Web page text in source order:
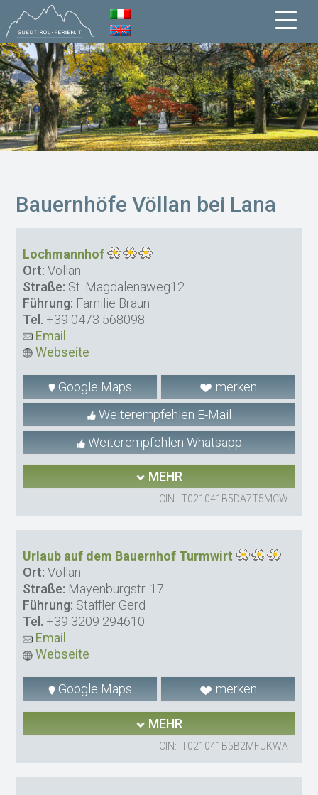
Bauernhöfe Völlan bei Lana
Lochmannhof
Ort: Völlan
Straße: St. Magdalenaweg12
Führung: Familie Braun
Tel. +39 0473 568098
Email
Webseite
Google Maps
merken
Weiterempfehlen E-Mail
Weiterempfehlen Whatsapp
MEHR
CIN: IT021041B5DA7T5MCW
Urlaub auf dem Bauernhof Turmwirt
Ort: Völlan
Straße: Mayenburgstr. 17
Führung: Staffler Gerd
Tel. +39 3209 294610
Email
Webseite
Google Maps merken
MEHR
CIN: IT021041B5B2MFUKWA